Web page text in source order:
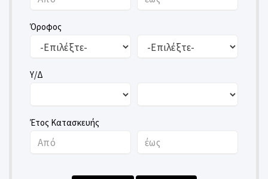
Όροφος
Υ/Δ
Έτος Κατασκευής